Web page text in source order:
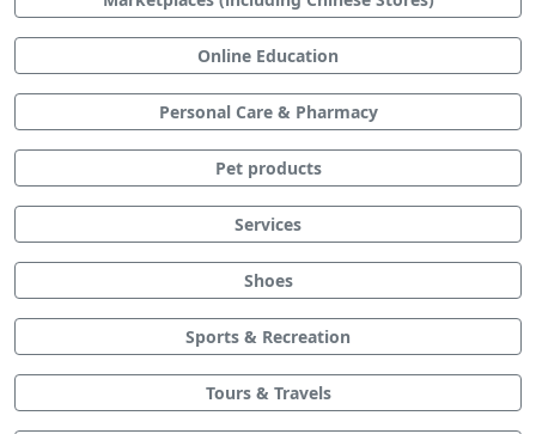
Online Education
Personal Care & Pharmacy
Pet products
Services
Shoes
Sports & Recreation
Tours & Travels